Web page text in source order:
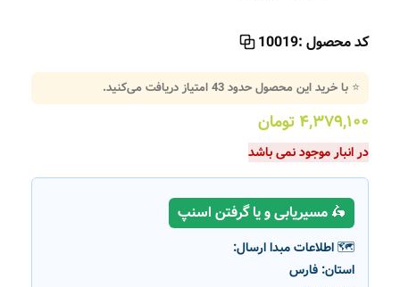
کد محصول :10019
⭐ با خرید این محصول حدود43امتیاز دریافت می‌کنید.
۴,۳۷۹,۱۰۰ تومان
در انبار موجود نمی باشد
🛵 مسیریابی و یا گرفتن اسنپ
🗺️ اطلاعات مبدا ارسال:
استان: فارس